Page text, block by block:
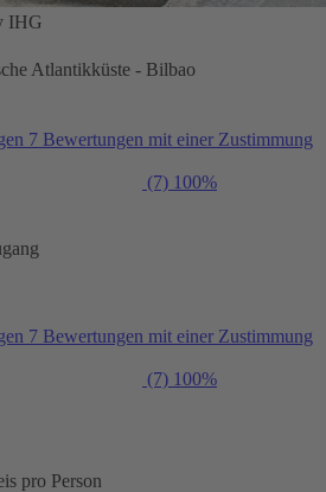
IHG
Atlantikküste - Bilbao
7 Bewertungen mit einer Zustimmung
(7) 100%
7 Bewertungen mit einer Zustimmung
(7) 100%
pro Person